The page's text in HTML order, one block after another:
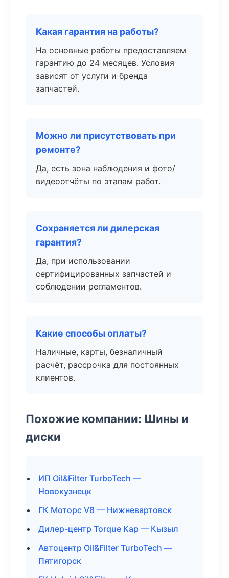
Какая гарантия на работы?
На основные работы предоставляем
гарантию до 24 месяцев. Условия
зависят от услуги и бренда
запчастей.
Можно ли присутствовать при
ремонте?
Да, есть зона наблюдения и фото/
видеоотчёты по этапам работ.
Сохраняется ли дилерская
гарантия?
Да, при использовании
сертифицированных запчастей и
соблюдении регламентов.
Какие способы оплаты?
Наличные, карты, безналичный
расчёт, рассрочка для постоянных
клиентов.
Похожие компании: Шины и
диски
ИП Oil&Filter TurboTech —
Новокузнецк
ГК Моторс V8 — Нижневартовск
Дилер-центр Torque Кар — Кызыл
Автоцентр Oil&Filter TurboTech —
Пятигорск